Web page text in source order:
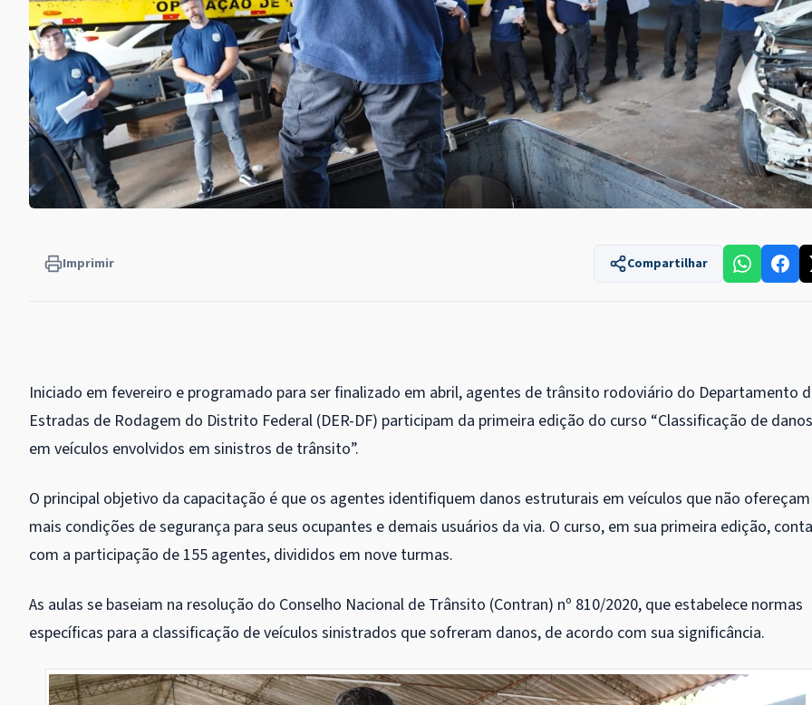
Imprimir Compartilhar
Iniciado em fevereiro e programado para ser finalizado em abril, agentes de trânsito rodoviário do Departamento
Estradas de Rodagem do Distrito Federal (DER-DF) participam da primeira edição do curso “Classificação de danos
em veículos envolvidos em sinistros de trânsito”.
O principal objetivo da capacitação é que os agentes identifiquem danos estruturais em veículos que não ofereçam
mais condições de segurança para seus ocupantes e demais usuários da via. O curso, em sua primeira edição, conta
com a participação de 155 agentes, divididos em nove turmas.
As aulas se baseiam na resolução do Conselho Nacional de Trânsito (Contran) nº 810/2020, que estabelece normas
específicas para a classificação de veículos sinistrados que sofreram danos, de acordo com sua significância.